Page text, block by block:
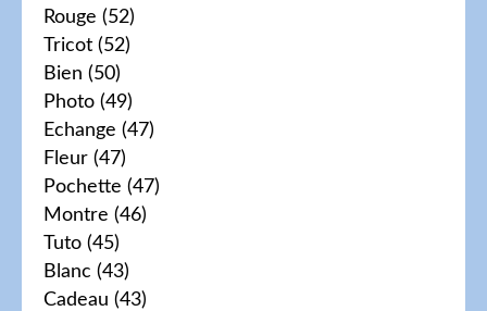
Rouge (52)
Tricot (52)
Bien (50)
Photo (49)
Echange (47)
Fleur (47)
Pochette (47)
Montre (46)
Tuto (45)
Blanc (43)
Cadeau (43)